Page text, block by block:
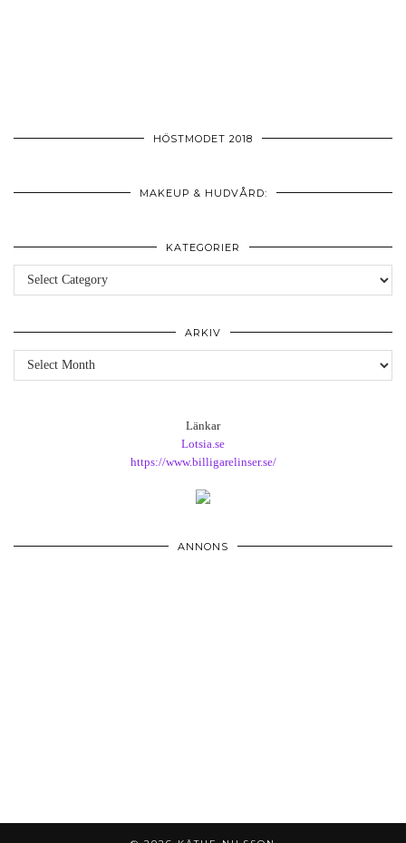
HÖSTMODET 2018
MAKEUP & HUDVÅRD:
KATEGORIER
Kategorier
ARKIV
Arkiv
Länkar
Lotsia.se
https://www.billigarelinser.se/
ANNONS